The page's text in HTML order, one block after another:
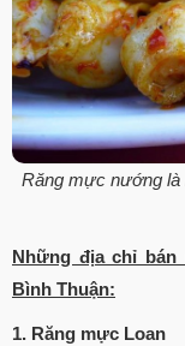
Răng mực nướng là
Những địa chỉ
Bình Thuận:
1. Răng mực Loan